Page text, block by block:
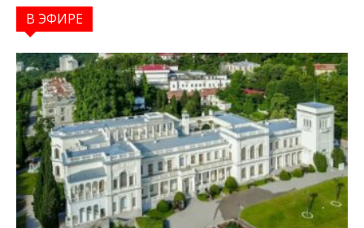
В ЭФИРЕ